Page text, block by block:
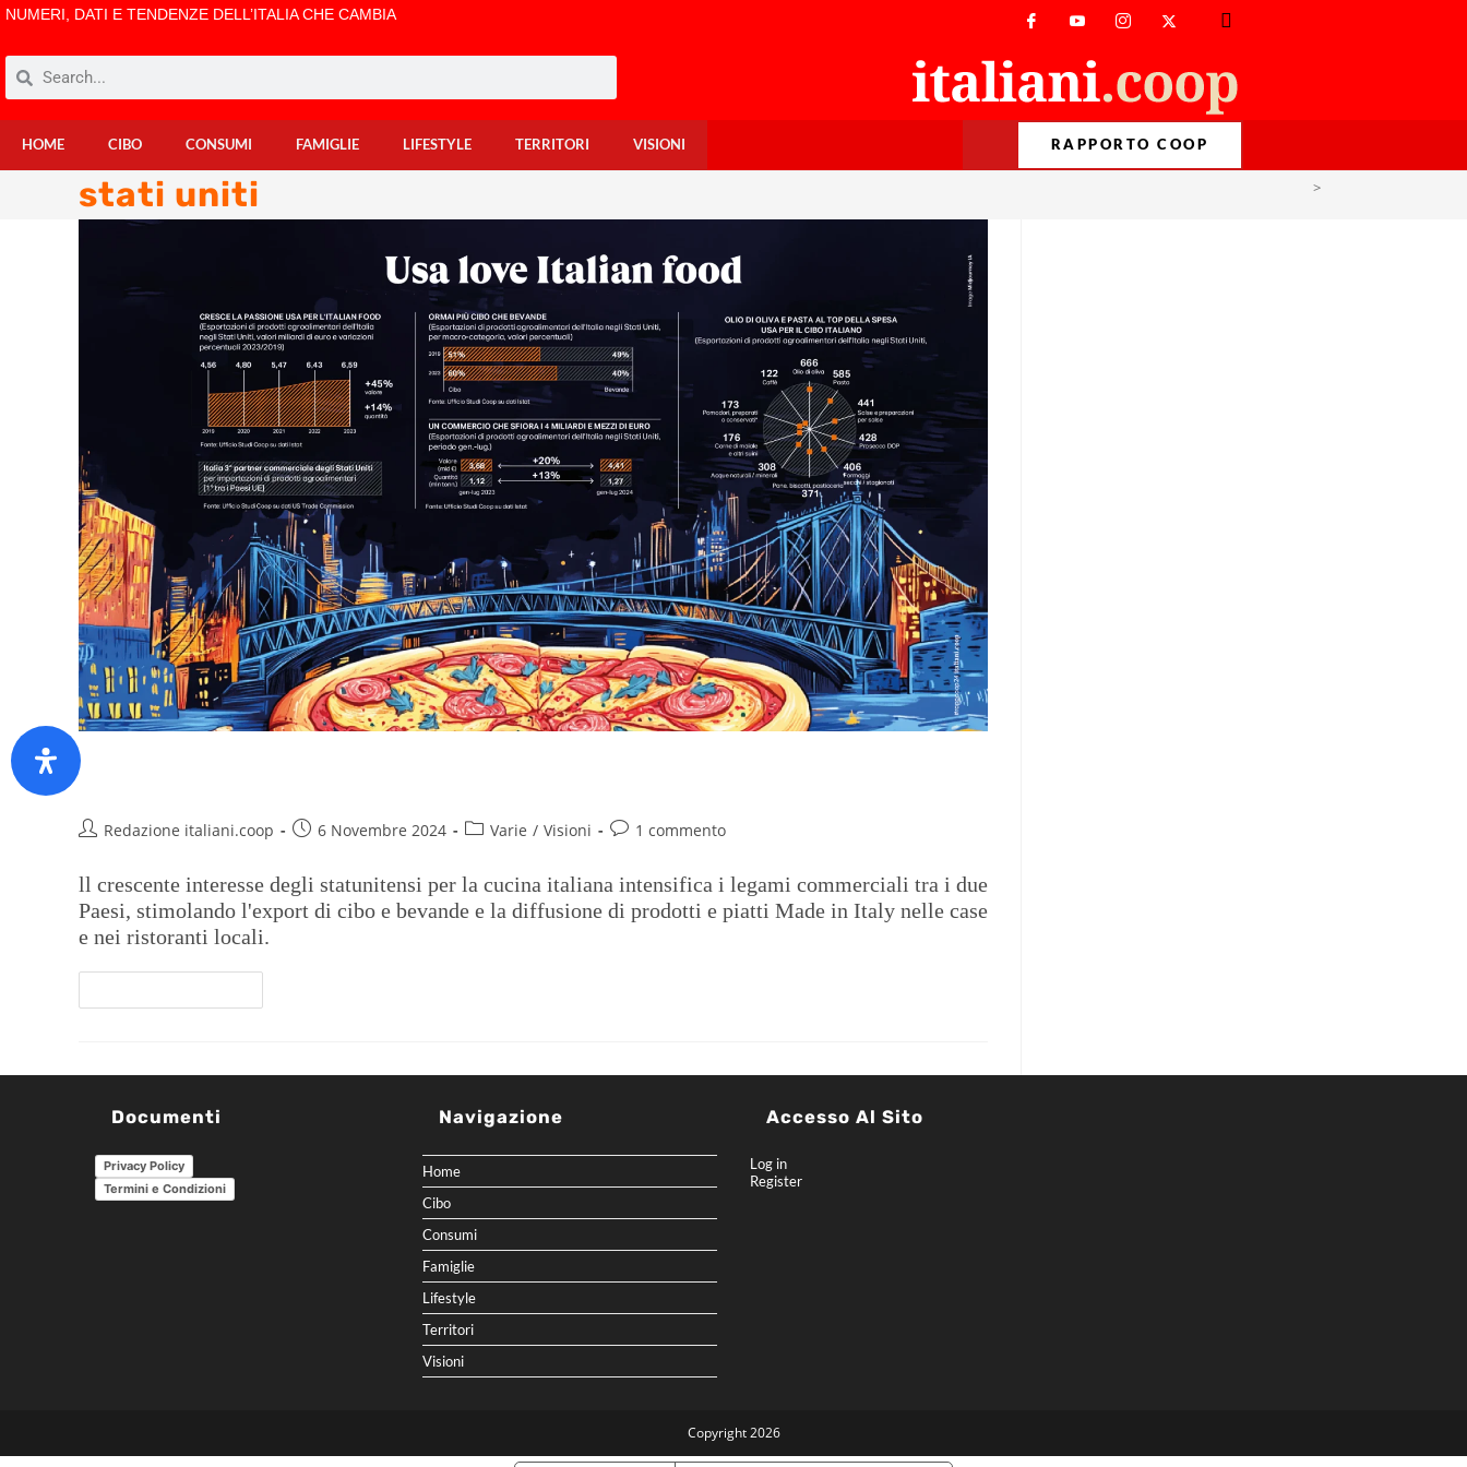
NUMERI, DATI E TENDENZE DELL’ITALIA CHE CAMBIA
HOME CIBO CONSUMI FAMIGLIE LIFESTYLE TERRITORI VISIONI RAPPORTO COOP
stati uniti >
L’Italia sempre più sulle tavole USA
Redazione italiani.coop 6 Novembre 2024 Varie / Visioni 1 commento
ll crescente interesse degli statunitensi per la cucina italiana intensifica i legami commerciali tra i due
Paesi, stimolando l'export di cibo e bevande e la diffusione di prodotti e piatti Made in Italy nelle case
e nei ristoranti locali.
Documenti
Privacy Policy
Termini e Condizioni
Navigazione
Home
Cibo
Consumi
Famiglie
Lifestyle
Territori
Visioni
Accesso Al Sito
Log in
Register
Copyright 2026